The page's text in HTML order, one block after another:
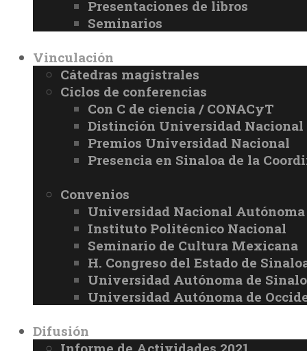
Presentaciones de libros
Seminarios
Vinculación
Cátedras magistrales
Ciclos de conferencias
Con C de ciencia / CONACyT
Distinción Universidad Nacional
Premios Universidad Nacional
Presencia en Sinaloa de la
Convenios
Universidad Nacional
Instituto Politécnico Nacional
Seminario de Cultura Mexicana
H. Congreso del Estado de
Universidad Autónoma de
Universidad Autónoma de
Difusión